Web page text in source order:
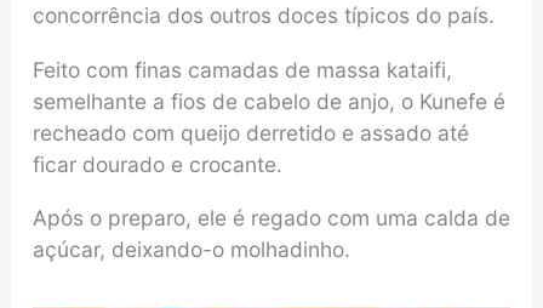
concorrência dos outros doces típicos do país.
Feito com finas camadas de massa kataifi,
semelhante a fios de cabelo de anjo, o Kunefe é
recheado com queijo derretido e assado até
ficar dourado e crocante.
Após o preparo, ele é regado com uma calda de
açúcar, deixando-o molhadinho.